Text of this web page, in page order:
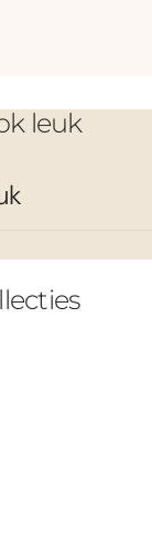
leuk